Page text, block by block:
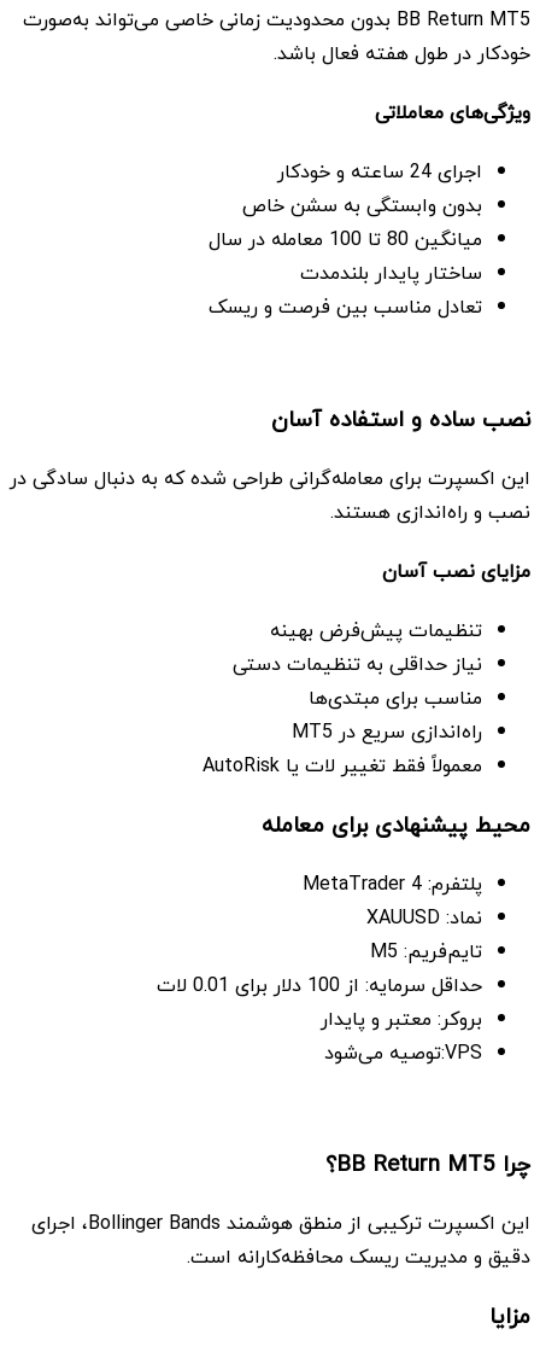
BB Return MT5 بدون محدودیت زمانی خاصی می‌تواند به‌صورت
خودکار در طول هفته فعال باشد.
ویژگی‌های معاملاتی
اجرای 24 ساعته و خودکار
بدون وابستگی به سشن خاص
میانگین 80 تا 100 معامله در سال
ساختار پایدار بلندمدت
تعادل مناسب بین فرصت و ریسک
نصب ساده و استفاده آسان
این اکسپرت برای معامله‌گرانی طراحی شده که به دنبال سادگی در
نصب و راه‌اندازی هستند.
مزایای نصب آسان
تنظیمات پیش‌فرض بهینه
نیاز حداقلی به تنظیمات دستی
مناسب برای مبتدی‌ها
راه‌اندازی سریع در MT5
معمولاً فقط تغییر لات یا AutoRisk
محیط پیشنهادی برای معامله
پلتفرم: MetaTrader 4
نماد: XAUUSD
تایم‌فریم: M5
حداقل سرمایه: از 100 دلار برای 0.01 لات
بروکر: معتبر و پایدار
VPS:توصیه می‌شود
چرا BB Return MT5؟
این اکسپرت ترکیبی از منطق هوشمند Bollinger Bands، اجرای
دقیق و مدیریت ریسک محافظه‌کارانه است.
مزایا